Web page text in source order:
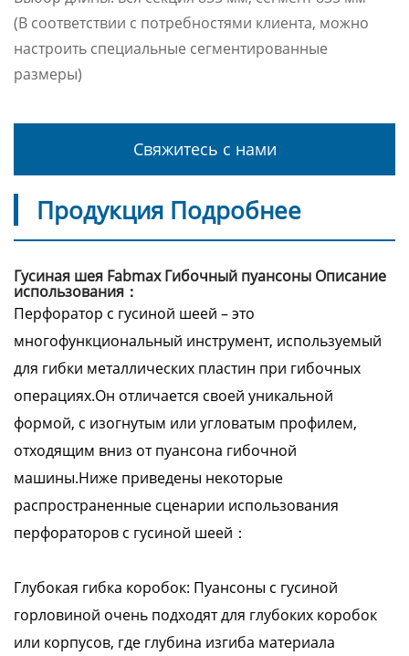
(В соответствии с потребностями клиента, можно
настроить специальные сегментированные
размеры)
Свяжитесь с нами
Продукция Подробнее
Гусиная шея Fabmax Гибочный пуансоны Описание
использования：
Перфоратор с гусиной шеей – это
многофункциональный инструмент, используемый
для гибки металлических пластин при гибочных
операциях.Он отличается своей уникальной
формой, с изогнутым или угловатым профилем,
отходящим вниз от пуансона гибочной
машины.Ниже приведены некоторые
распространенные сценарии использования
перфораторов с гусиной шеей：
Глубокая гибка коробок: Пуансоны с гусиной
горловиной очень подходят для глубоких коробок
или корпусов, где глубина изгиба материала